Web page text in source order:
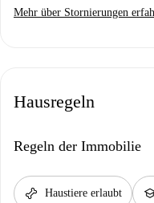
Mehr über Stornierungen
Hausregeln
Regeln der Immobilie
pet_supplies Haustiere erlaubt